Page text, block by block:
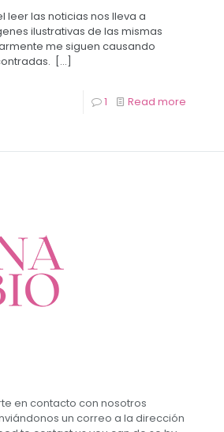
leer las noticias nos lleva a
ilustrativas de las mismas
me siguen causando
[…]
1 Read more
en contacto con nosotros
un correo a la dirección